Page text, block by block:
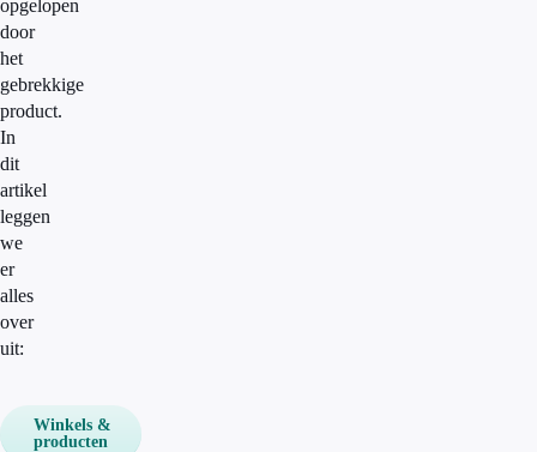
opgelopen
door
het
gebrekkige
product.
In
dit
artikel
leggen
we
er
alles
over
uit:
Winkels &
producten